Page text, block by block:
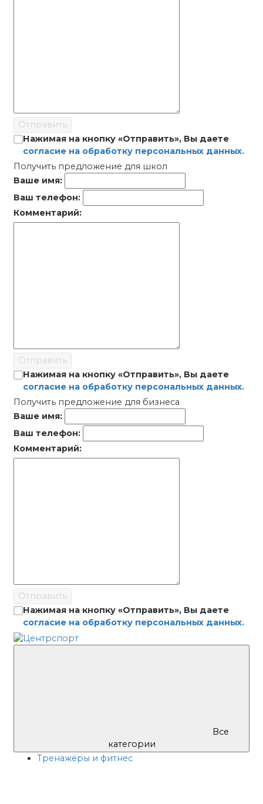
Отправить
Нажимая на кнопку «Отправить», Вы даете
согласие на обработку персональных данных.
Получить предложение для школ
Ваше имя:
Ваш телефон:
Комментарий:
Отправить
Нажимая на кнопку «Отправить», Вы даете
согласие на обработку персональных данных.
Получить предложение для бизнеса
Ваше имя:
Ваш телефон:
Комментарий:
Отправить
Нажимая на кнопку «Отправить», Вы даете
согласие на обработку персональных данных.
Все
категории
Тренажёры и фитнес